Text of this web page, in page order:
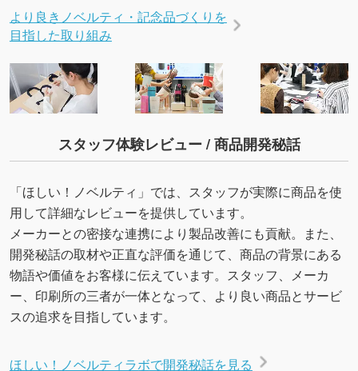
より良きノベルティ・記念品づくりを
目指した取り組み
スタッフ体験レビュー / 商品開発秘話
「ほしい！ノベルティ」では、スタッフが実際に商品を使
用して詳細なレビューを提供しています。
メーカーとの密接な連携により製品改善にも貢献。また、
開発秘話の取材や正直な評価を通じて、商品の背景にある
物語や価値をお客様に伝えています。スタッフ、メーカ
ー、印刷所の三者が一体となって、より良い商品とサービ
スの追求を目指しています。
ほしい！ノベルティラボで開発秘話を見る